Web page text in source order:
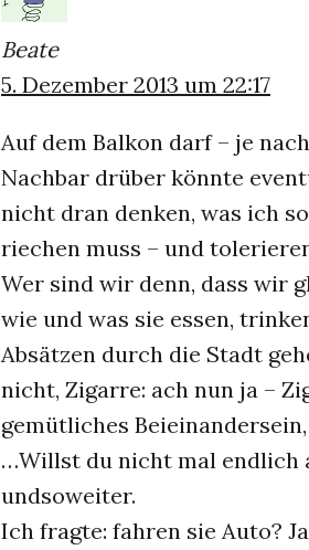
Beate
5. Dezember 2013 um 22:17
Auf dem Balkon darf – je
Nachbar drüber könnte
nicht dran denken, was ich
riechen muss – und
Wer sind wir denn, dass wir
wie und was sie essen,
Absätzen durch die Stadt
nicht, Zigarre: ach nun ja –
gemütliches
…Willst du nicht mal endlich
undsoweiter.
Ich fragte: fahren sie Auto?